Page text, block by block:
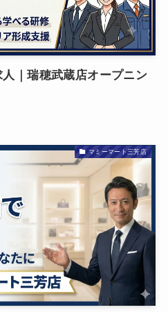
｜瑞穂武蔵店オープニン
マミーマート三芳店